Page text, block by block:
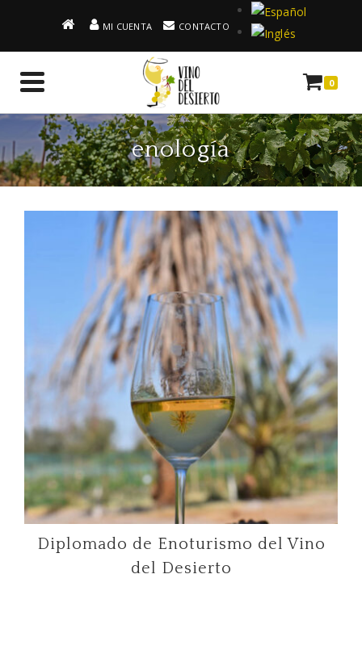
MI CUENTA CONTACTO
0
enología
Diplomado de Enoturismo del Vino
del Desierto